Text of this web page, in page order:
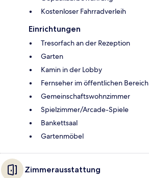
Kostenloser Fahrradverleih
Einrichtungen
Tresorfach an der Rezeption
Garten
Kamin in der Lobby
Fernseher im öffentlichen Bereich
Gemeinschaftswohnzimmer
Spielzimmer/Arcade-Spiele
Bankettsaal
Gartenmöbel
Zimmerausstattung